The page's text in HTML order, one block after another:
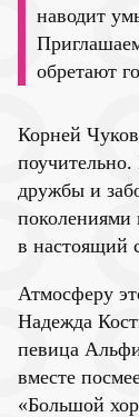
наводит
обретают
Корней
дружбы и
поколениями
в настоящий
Атмосферу
Надежда
певица
вместе
«Большой